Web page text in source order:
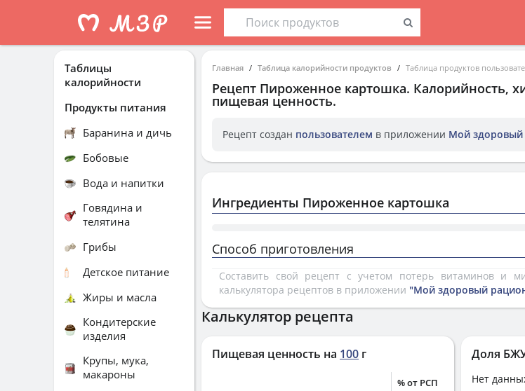
Главная Таблица калорийности продуктов Таблица продуктов
Рецепт Пироженное картошка. Калорийность,
пищевая ценность.
Рецепт создан пользователем в приложении Мой здоровый
Ингредиенты Пироженное картошка
Способ приготовления
Составить свой рецепт с учетом потерь витаминов и
калькулятора рецептов в приложении "Мой здоровый
Калькулятор рецепта
Пищевая ценность на 100 г
% от РСП
Доля
Нет
Таблицы
калорийности
Продукты питания
Баранина и дичь
Бобовые
Вода и напитки
Говядина и
телятина
Грибы
Детское питание
Жиры и масла
Кондитерские
изделия
Крупы, мука,
макароны